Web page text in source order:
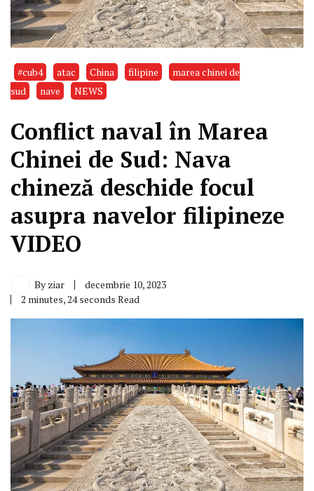
#cub4 atac China filipine
marea chinei de
sud
nave NEWS
Conflict naval în Marea
Chinei de Sud: Nava
chineză deschide focul
asupra navelor filipineze
VIDEO
By ziar
decembrie 10, 2023
2 minutes, 24 seconds Read